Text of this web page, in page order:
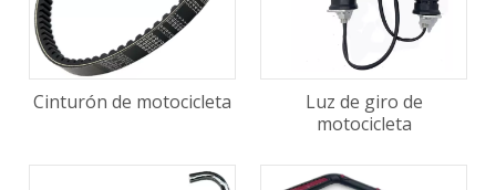
Cinturón de motocicleta
Luz de giro de
motocicleta